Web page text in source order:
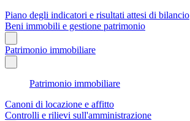
Piano degli indicatori e risultati attesi di bilancio
Beni immobili e gestione patrimonio
Patrimonio immobiliare
Patrimonio immobiliare
Canoni di locazione e affitto
Controlli e rilievi sull'amministrazione